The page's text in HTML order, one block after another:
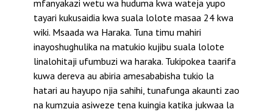
mfanyakazi wetu wa huduma kwa wateja yupo
tayari kukusaidia kwa suala lolote masaa 24 kwa
wiki. Msaada wa Haraka. Tuna timu mahiri
inayoshughulika na matukio kujibu suala lolote
linalohitaji ufumbuzi wa haraka. Tukipokea taarifa
kuwa dereva au abiria amesababisha tukio la
hatari au hayupo njia sahihi, tunafunga akaunti zao
na kumzuia asiweze tena kuingia katika jukwaa la